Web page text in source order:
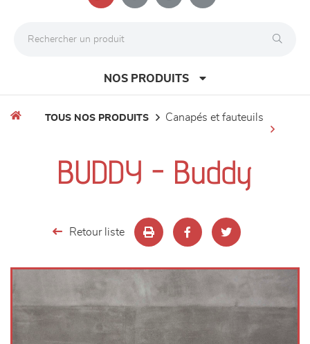
NOS PRODUITS
séjours
meubles de complément
literie
TOUS NOS PRODUITS canapés et fauteuils
BUDDY - Buddy
Retour liste